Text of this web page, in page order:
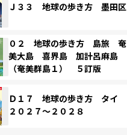
Ｊ３３ 地球の歩き方 墨田区
０２ 地球の歩き方 島旅 奄
美大島 喜界島 加計呂麻島
（奄美群島１） ５訂版
Ｄ１７ 地球の歩き方 タイ
２０２７～２０２８